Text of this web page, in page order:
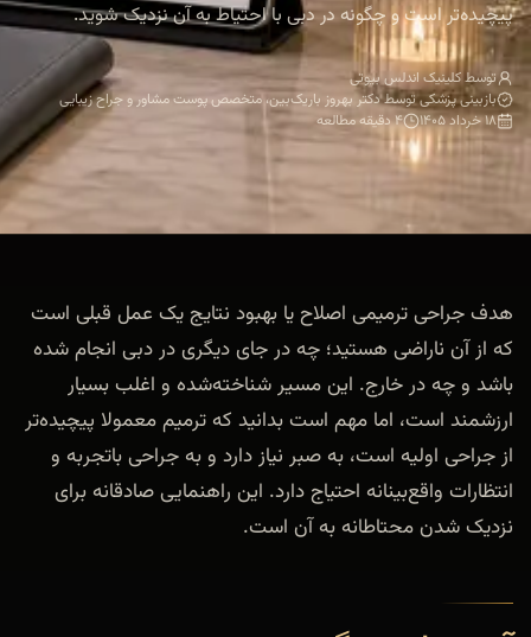
پیچیده‌تر است و چگونه در دبی با احتیاط به آن نزدیک شوید.
توسط کلینیک اندلس بیوتی
بازبینی پزشکی توسط دکتر بهروز باریک‌بین، متخصص پوست مشاور و جراح زیبایی
۱۸ خرداد ۱۴۰۵
۴ دقیقه مطالعه
هدف جراحی ترمیمی اصلاح یا بهبود نتایج یک عمل قبلی است
که از آن ناراضی هستید؛ چه در جای دیگری در دبی انجام شده
باشد و چه در خارج. این مسیر شناخته‌شده و اغلب بسیار
ارزشمند است، اما مهم است بدانید که ترمیم معمولا پیچیده‌تر
از جراحی اولیه است، به صبر نیاز دارد و به جراحی باتجربه و
انتظارات واقع‌بینانه احتیاج دارد. این راهنمایی صادقانه برای
نزدیک شدن محتاطانه به آن است.